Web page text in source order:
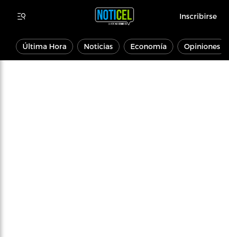
Inscribirse
Última Hora Noticias Economía Opiniones